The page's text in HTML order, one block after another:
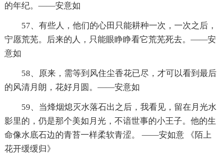
的年纪。——安意如
57、有些人，他们的心田只能耕种一次，一次之后，
宁愿荒芜。后来的人，只能眼睁睁看它荒芜死去。——安
意如
58、原来，需等到风住尘香花已尽，才可以看到最后
的风清月朗，花好月圆。——安意如
59、当烽烟熄灭水落石出之后，我看见，留在月光水
影里的，仍是那个美如月光，不谙世事的小王子。他的生
命像水底石边的青苔一样柔软青涩。 ——安如意 《陌上
花开缓缓归》